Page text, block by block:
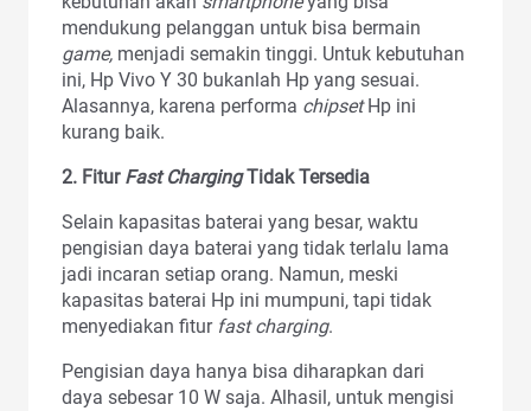
mendukung pelanggan untuk bisa bermain
game, menjadi semakin tinggi. Untuk kebutuhan
ini, Hp Vivo Y 30 bukanlah Hp yang sesuai.
Alasannya, karena performa chipsetHp ini
kurang baik.
2. Fitur Fast ChargingTidak Tersedia
Selain kapasitas baterai yang besar, waktu
pengisian daya baterai yang tidak terlalu lama
jadi incaran setiap orang. Namun, meski
kapasitas baterai Hp ini mumpuni, tapi tidak
menyediakan fitur fast charging.
Pengisian daya hanya bisa diharapkan dari
daya sebesar 10 W saja. Alhasil, untuk mengisi